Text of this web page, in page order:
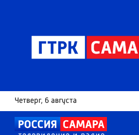
Четверг, 6 августа